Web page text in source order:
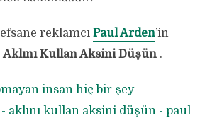
reklamcı Paul Arden’in
Aklını Kullan Aksini Düşün .